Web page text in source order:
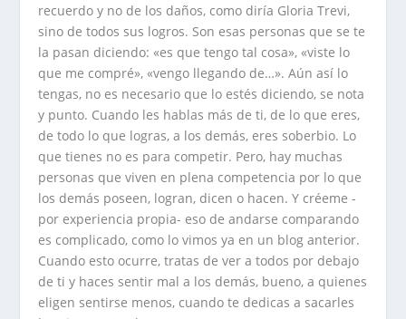
recuerdo y no de los daños, como diría Gloria Trevi,
sino de todos sus logros. Son esas personas que se te
la pasan diciendo: «es que tengo tal cosa», «viste lo
que me compré», «vengo llegando de…». Aún así lo
tengas, no es necesario que lo estés diciendo, se nota
y punto. Cuando les hablas más de ti, de lo que eres,
de todo lo que logras, a los demás, eres soberbio. Lo
que tienes no es para competir. Pero, hay muchas
personas que viven en plena competencia por lo que
los demás poseen, logran, dicen o hacen. Y créeme -
por experiencia propia- eso de andarse comparando
es complicado, como lo vimos ya en un blog anterior.
Cuando esto ocurre, tratas de ver a todos por debajo
de ti y haces sentir mal a los demás, bueno, a quienes
eligen sentirse menos, cuando te dedicas a sacarles